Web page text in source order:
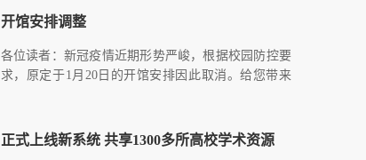
开馆安排调整
各位读者：新冠疫情近期形势严峻，根据校园防控要
求，原定于1月20日的开馆安排因此取消。给您带来
正式上线新系统 共享1300多所高校学术资源